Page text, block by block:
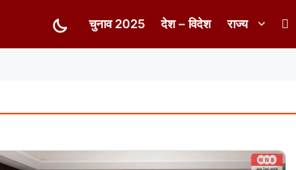
चुनाव 2025 देश – विदेश राज्य